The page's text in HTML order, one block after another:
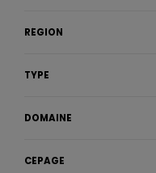
RÉGION
TYPE
DOMAINE
CÉPAGE